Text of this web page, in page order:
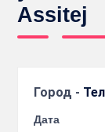
Assitej
Город -
Дата